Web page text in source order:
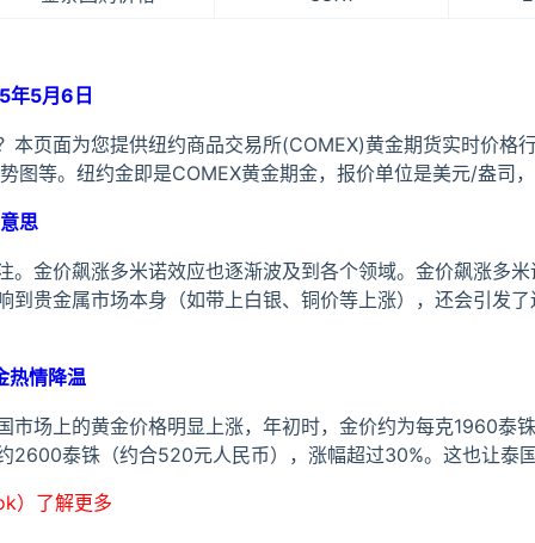
年5月6日
本页面为您提供纽约商品交易所(COMEX)黄金期货实时价格
图等。纽约金即是COMEX黄金期金，报价单位是美元/盎司
思
。金价飙涨多米诺效应也逐渐波及到各个领域。金价飙涨多
到贵金属市场本身（如带上白银、铜价等上涨），还会引发
热情降温
市场上的黄金价格明显上涨，年初时，金价约为每克1960泰
2600泰铢（约合520元人民币），涨幅超过30%。这也让泰
）了解更多